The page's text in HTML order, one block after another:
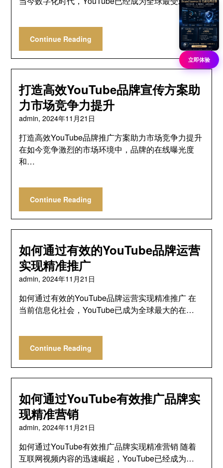
Continue Reading
打造高效YouTube品牌宣传方案助
力市场竞争力提升
admin,2024年11月21日
打造高效YouTube品牌推广方案助力市场竞争力提升
在如今竞争激烈的市场环境中，品牌的在线曝光度
和…
Continue Reading
如何通过有效的YouTube品牌运营
实现精准推广
admin,2024年11月21日
如何通过有效的YouTube品牌运营实现精准推广 在
当前信息化社会，YouTube已成为全球最大的在…
Continue Reading
如何通过YouTube有效推广品牌实
现精准营销
admin,2024年11月21日
如何通过YouTube有效推广品牌实现精准营销 随着
互联网视频内容的迅速崛起，YouTube已经成为…
立即体验